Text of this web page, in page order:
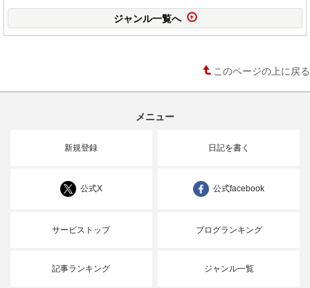
ジャンル一覧へ
このページの上に戻る
メニュー
新規登録 日記を書く
公式X 公式facebook
サービストップ ブログランキング
記事ランキング ジャンル一覧